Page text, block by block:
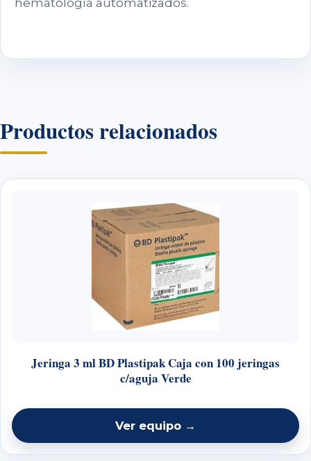
hematología automatizados.
Productos relacionados
Jeringa 3 ml BD Plastipak Caja con 100 jeringas
c/aguja Verde
Ver equipo →